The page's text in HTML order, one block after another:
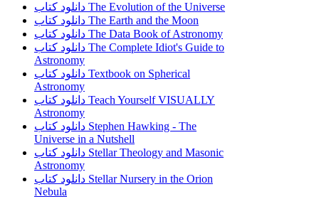
دانلود کتاب The Evolution of the Universe
دانلود کتاب The Earth and the Moon
دانلود کتاب The Data Book of Astronomy
دانلود کتاب The Complete Idiot's Guide to
Astronomy
دانلود کتاب Textbook on Spherical
Astronomy
دانلود کتاب Teach Yourself VISUALLY
Astronomy
دانلود کتاب Stephen Hawking - The
Universe in a Nutshell
دانلود کتاب Stellar Theology and Masonic
Astronomy
دانلود کتاب Stellar Nursery in the Orion
Nebula